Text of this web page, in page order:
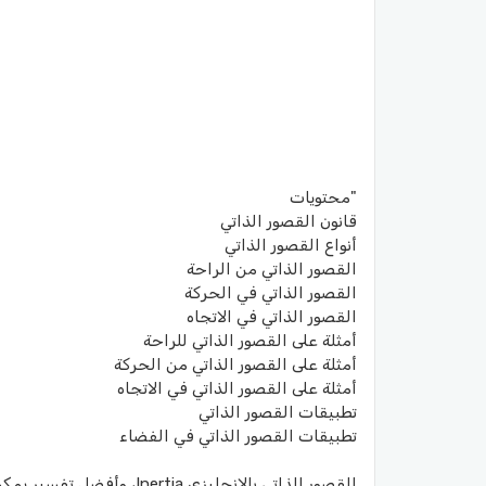
"محتويات
قانون القصور الذاتي
أنواع القصور الذاتي
القصور الذاتي من الراحة
القصور الذاتي في الحركة
القصور الذاتي في الاتجاه
أمثلة على القصور الذاتي للراحة
أمثلة على القصور الذاتي من الحركة
أمثلة على القصور الذاتي في الاتجاه
تطبيقات القصور الذاتي
تطبيقات القصور الذاتي في الفضاء